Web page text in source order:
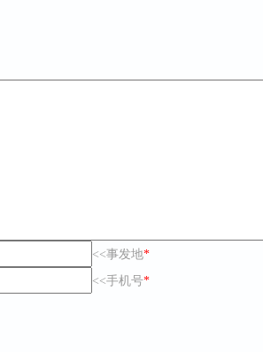
<<事发地*
<<手机号*